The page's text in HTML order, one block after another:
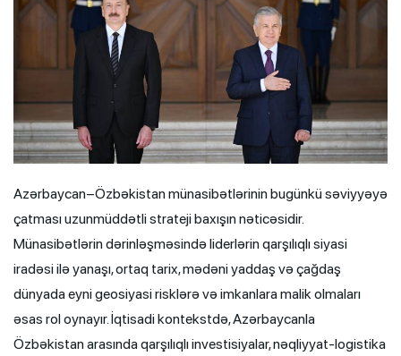
Azərbaycan–Özbəkistan münasibətlərinin bugünkü səviyyəyə
çatması uzunmüddətli strateji baxışın nəticəsidir.
Münasibətlərin dərinləşməsində liderlərin qarşılıqlı siyasi
iradəsi ilə yanaşı, ortaq tarix, mədəni yaddaş və çağdaş
dünyada eyni geosiyasi risklərə və imkanlara malik olmaları
əsas rol oynayır. İqtisadi kontekstdə, Azərbaycanla
Özbəkistan arasında qarşılıqlı investisiyalar, nəqliyyat-logistika